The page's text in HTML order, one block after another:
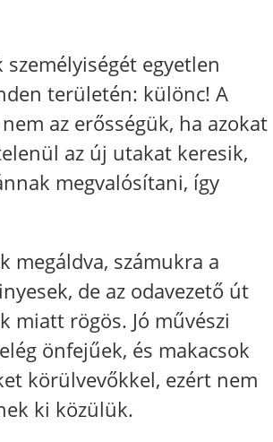
egyetlen
területén: különc! A
az erősségük, ha azokat
az új utakat keresik,
megvalósítani, így
megáldva, számukra a
de az odavezető út
miatt rögös. Jó művészi
önfejűek, és makacsok
körülvevőkkel, ezért nem
ki közülük.